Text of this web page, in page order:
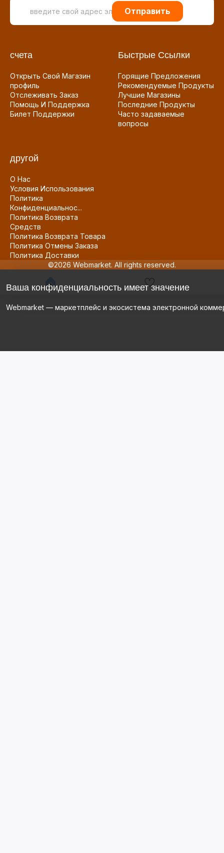
Отправить
счета
Открыть Свой Магазин
профиль
Отслеживать Заказ
Помощь И Поддержка
Билет Поддержки
Быстрые Ссылки
Горящие Предложения
Рекомендуемые Продукты
Лучшие Магазины
Последние Продукты
Часто задаваемые
вопросы
другой
О Нас
Условия Использования
Политика
Конфиденциальнос...
Политика Возврата
Средств
Политика Возврата Товара
Политика Отмены Заказа
Политика Доставки
©2026 Webmarket. All rights reserved.
Ваша конфиденциальность имеет значение
Webmarket — маркетплейс и экосистема электронной